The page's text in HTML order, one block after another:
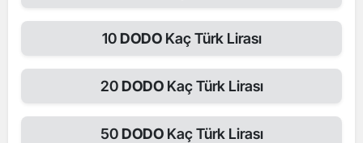
10DODO Kaç Türk Lirası
20DODO Kaç Türk Lirası
50DODO Kaç Türk Lirası